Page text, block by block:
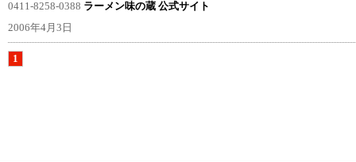
0411-8258-0388 ラーメン味の蔵 公式サイト
2006年4月3日
1